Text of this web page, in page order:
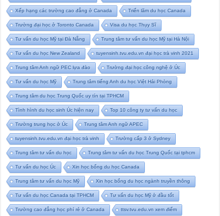
Xếp hạng các trường cao đẳng ở Canada Triển lãm du học Canada
Trường đại học ở Toronto Canada Visa du học Thụy Sĩ
Tư vấn du học Mỹ tại Đà Nẵng Trung tâm tư vấn du học Mỹ tại Hà Nội
Tư vấn du học New Zealand tuyensinh.tvu.edu.vn đại học trà vinh 2021
Trung tâm Anh ngữ PEC lựa đào Trường đại học công nghệ ở Úc
Tư vấn du học Mỹ Trung tâm tiếng Anh du học Việt Hải Phòng
Trung tâm du học Trung Quốc uy tín tại TPHCM
Tình hình du học sinh Úc hiện nay Top 10 công ty tư vấn du học
Trường trung học ở Úc Trung tâm Anh ngữ APEC
tuyensinh.tvu.edu.vn đại học trà vinh Trường cấp 3 ở Sydney
Trung tâm tư vấn du học Trung tâm tư vấn du học Trung Quốc tại tphcm
Tư vấn du học Úc Xin học bổng du học Canada
Trung tâm tư vấn du học Mỹ Xin học bổng du học ngành truyền thông
Tư vấn du học Canada tại TPHCM Tư vấn du học Mỹ ở đầu tốt
Trường cao đẳng học phí rẻ ở Canada ttsv.tvu.edu.vn xem điểm